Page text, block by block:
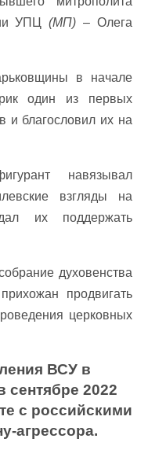
УПЦ(МП) – Олега
в начале
один из первых
и благословил их на
навязывал
взгляды на
их поддержать
духовенства
продвигать
церковных
ВСУ в
сентябре 2022
с российскими
агрессора.